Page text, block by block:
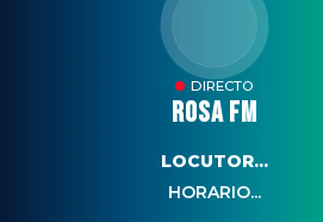
DIRECTO
ROSA FM
LOCUTOR...
HORARIO...